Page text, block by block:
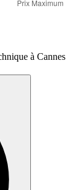
à Cannes